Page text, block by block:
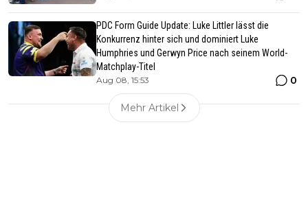
PDC Form Guide Update: Luke Littler lässt die
Konkurrenz hinter sich und dominiert Luke
Humphries und Gerwyn Price nach seinem World-
Matchplay-Titel
Aug 08, 15:53 0
Mehr Artikel